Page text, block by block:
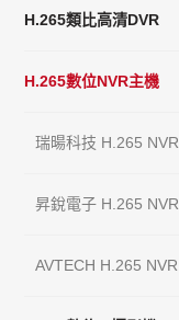
H.265類比高清DVR
H.265數位NVR主機
瑞暘科技 H.265 NVR
昇銳電子 H.265 NVR
AVTECH H.265 NVR